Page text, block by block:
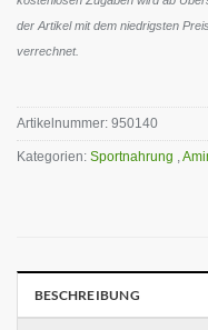
der Artikel mit dem niedrigsten
verrechnet.
Artikelnummer: 950140
Kategorien: Sportnahrung
BESCHREIBUNG